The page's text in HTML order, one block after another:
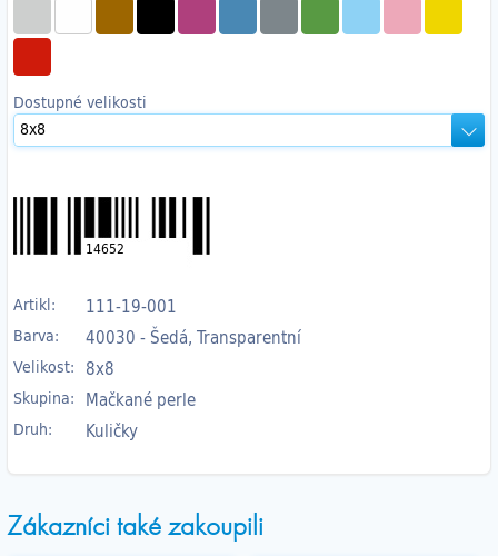
Dostupné velikosti
14652
Artikl: 111-19-001
Barva: 40030 - Šedá, Transparentní
Velikost: 8x8
Skupina: Mačkané perle
Druh: Kuličky
Zákazníci také zakoupili